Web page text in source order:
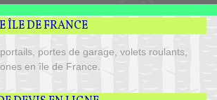
ÎLE DE FRANCE
portes de garage, volets roulants,
en île de France.